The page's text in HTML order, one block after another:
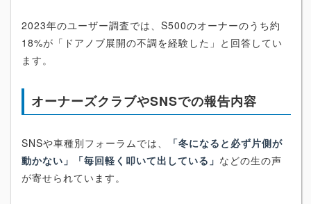
2023年のユーザー調査では、S500のオーナーのうち約
18%が「ドアノブ展開の不調を経験した」と回答してい
ます。
オーナーズクラブやSNSでの報告内容
SNSや車種別フォーラムでは、
「冬になると必ず片側が
動かない」「毎回軽く叩いて出している」 などの生の声
が寄せられています。